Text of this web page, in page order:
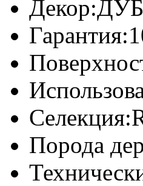
Декор:ДУБ
Гарантия:
Селекция:
Порода